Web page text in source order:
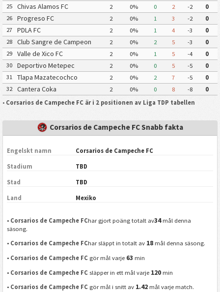
Chiapas Futbol
25
Chivas Alamos FC 2 0% 0 2 -2
0
26
Progreso FC 2 0% 1 3 -2
0
27
PDLA FC 2 0% 1 4 -3
0
28
Club Sangre de Campeon 2 0% 2 5 -3
0
29
Valle de Xico FC 2 0% 1 5 -4
0
30
Deportivo Metepec
Eurosoccer FC
2 0% 0 5 -5
0
31
Tlapa Mazatecochco 2 0% 2 7 -5
0
32
Cantera Coka 2 0% 0 8 -8
0
• Corsarios de Campeche FC är i 2 positionen av Liga TDP tabellen
Corsarios de Campeche FC Snabb fakta
Engelskt namn Corsarios de Campeche FC
Stadium TBD
Stad TBD
Land Mexiko
• Corsarios de Campeche FChar gjort poäng totalt av34mål denna
säsong.
• Corsarios de Campeche FChar släppt in totalt av 18 mål denna säsong.
• Corsarios de Campeche FC gör mål varje 63 min
• Corsarios de Campeche FC släpper in ett mål varje 120 min
• Corsarios de Campeche FC gör mål i snitt av 1.42 mål varje match.